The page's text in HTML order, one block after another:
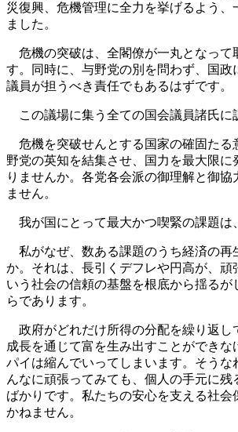
災復興、危機管理に全力を挙げるよう、
ました。
危機の突破は、全閣僚が一丸となって
す。同時に、与野党の別を問わず、国政
議員が担うべき責任でもあるはずです。
この議場に集う全ての国会議員諸氏に
危機を突破せんとする国家の確固たる
野党の英知を結集させ、国力を最大限に
りませんか。各党各会派の御理解と御協
ません。
我が国にとって最大かつ喫緊の課題は
私がなぜ、数ある課題のうち経済の再
か。それは、長引くデフレや円高が、頑
いう社会の信頼の基盤を根底から揺るが
らであります。
政府がどれだけ所得の分配を繰り返し
成長を通じて富を生み出すことができな
パイは縮んでいってしまいます。そうな
んなに頑張ってみても、個人の手元に残
ばかりです。私たちの安心を支える社会
かねません。